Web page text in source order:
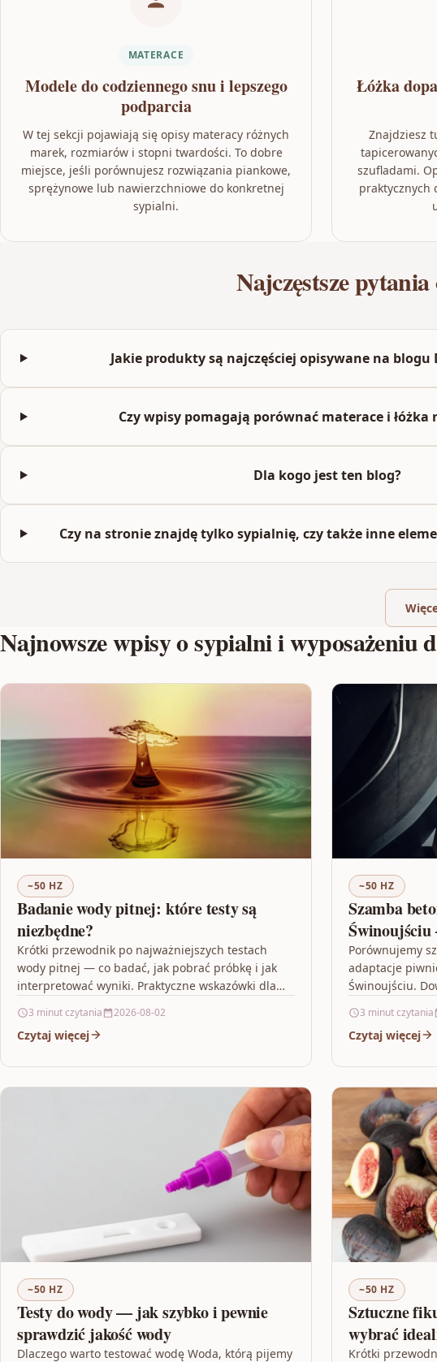
MATERACE
Modele do codziennego snu i lepszego
podparcia
W tej sekcji pojawiają się opisy materacy różnych
marek, rozmiarów i stopni twardości. To dobre
miejsce, jeśli porównujesz rozwiązania piankowe,
sprężynowe lub nawierzchniowe do konkretnej
sypialni.
Łóżka
Znajdziesz
szufladami.
praktycznych
Najczęstsze
Jakie produkty są najczęściej opisywane na blogu
Czy wpisy pomagają porównać materace i łóżka
Dla kogo jest ten blog?
Czy na stronie znajdę tylko sypialnię, czy także inne
Najnowsze wpisy o sypialni i wyposażeniu
~50 HZ
Badanie wody pitnej: które testy są
niezbędne?
Krótki przewodnik po najważniejszych testach
wody pitnej — co badać, jak pobrać próbkę i jak
interpretować wyniki. Praktyczne wskazówki dla
3 minut czytania 2026-08-02
Czytaj więcej
~50 HZ
Szamba
rozwiązanie
Porównujemy
adaptacje
Świnoujściu.
3 minut czytania
Czytaj więcej
~50 HZ
Testy do wody — jak szybko i pewnie
sprawdzić jakość wody
Dlaczego warto testować wodę Woda, którą pijemy
~50 HZ
Sztuczne
wybrać
Krótki